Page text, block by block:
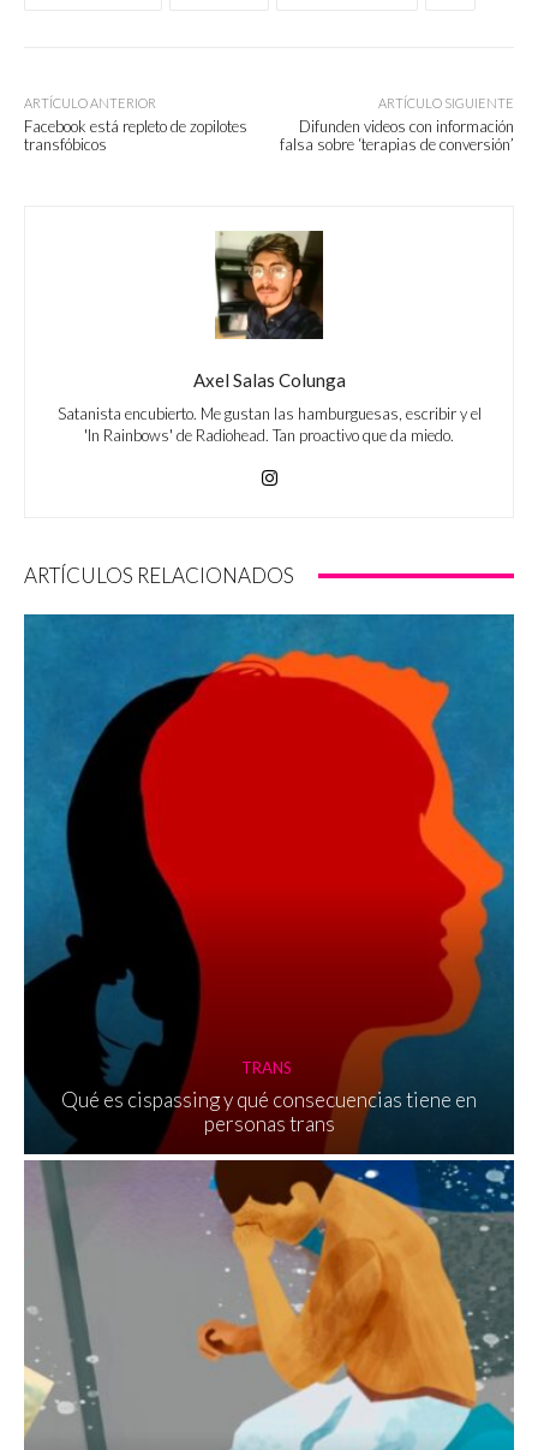
ARTÍCULO ANTERIOR
Facebook está repleto de zopilotes
transfóbicos
ARTÍCULO SIGUIENTE
Difunden videos con información
falsa sobre ‘terapias de conversión’
Axel Salas Colunga
Satanista encubierto. Me gustan las hamburguesas, escribir y el
'In Rainbows' de Radiohead. Tan proactivo que da miedo.
ARTÍCULOS RELACIONADOS
TRANS
Qué es cispassing y qué consecuencias tiene en
personas trans